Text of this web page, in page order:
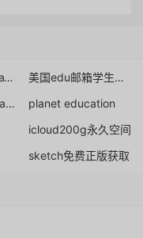
office365教育版a1p桌面版永久免费的无管理员账号
美国edu邮箱学生证明
快乐小恐龙dinopaws
planet education
icloud200g永久空间
sketch免费正版获取